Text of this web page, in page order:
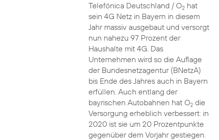
Telefónica Deutschland / O2hat
sein 4G Netz in Bayern in diesem
Jahr massiv ausgebaut und versorgt
nun nahezu 97 Prozent der
Haushalte mit 4G. Das
Unternehmen wird so die Auflage
der Bundesnetzagentur (BNetzA)
bis Ende des Jahres auch in Bayern
erfüllen. Auch entlang der
bayrischen Autobahnen hat O2die
Versorgung erheblich verbessert: in
2020 ist sie um 20 Prozentpunkte
gegenüber dem Vorjahr gestiegen.